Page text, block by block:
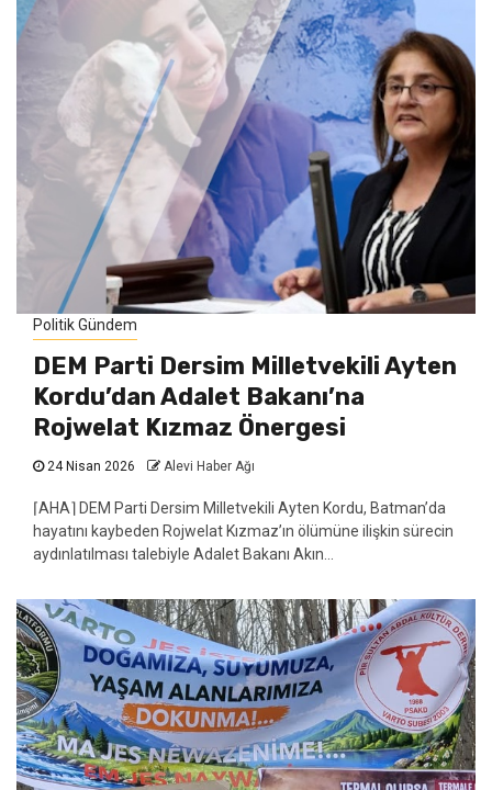
Politik Gündem
DEM Parti Dersim Milletvekili Ayten
Kordu’dan Adalet Bakanı’na
Rojwelat Kızmaz Önergesi
24 Nisan 2026 Alevi Haber Ağı
⌈AHA⌉ DEM Parti Dersim Milletvekili Ayten Kordu, Batman’da
hayatını kaybeden Rojwelat Kızmaz’ın ölümüne ilişkin sürecin
aydınlatılması talebiyle Adalet Bakanı Akın...